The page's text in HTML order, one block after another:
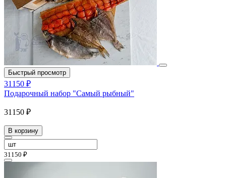
Быстрый просмотр
31150 ₽
Подарочный набор "Самый рыбный"
31150 ₽
В корзину
31150 ₽